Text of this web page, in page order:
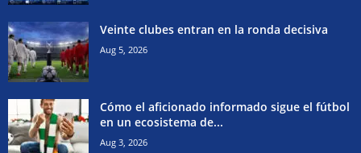
Veinte clubes entran en la ronda decisiva
Aug 5, 2026
Cómo el aficionado informado sigue el fútbol
en un ecosistema de...
Aug 3, 2026